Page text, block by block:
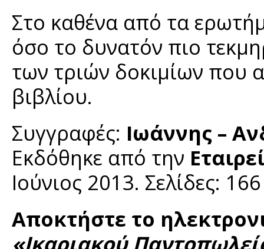
Στο καθένα από τα
όσο το δυνατόν πιο
των τριών δοκιμίων που
βιβλίου.
Συγγραφές: Ιωάννης –
Εκδόθηκε από την
Ιούνιος 2013. Σελίδες: 166
Αποκτήστε το
«Ικαριακού